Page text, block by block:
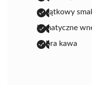
wyjątkowy
klimatyczne
dobra kawa